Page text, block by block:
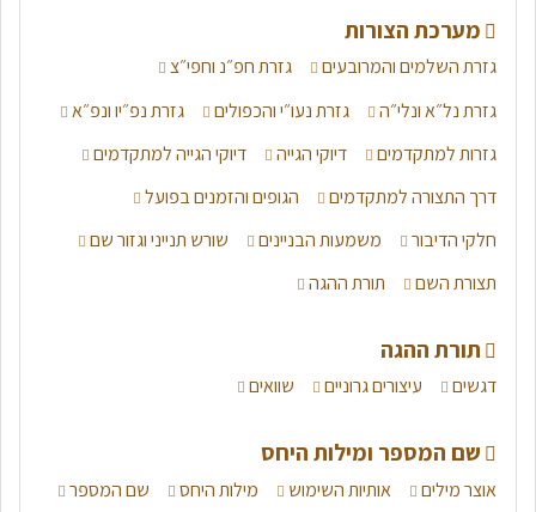
מערכת הצורות
גזרת השלמים והמרובעים
גזרת חפ״נ וחפי״צ
גזרת נל״א ונלי״ה
גזרת נעו״י והכפולים
גזרת נפ״יו ונפ״א
גזרות למתקדמים
דיוקי הגייה
דיוקי הגייה למתקדמים
דרך התצורה למתקדמים
הגופים והזמנים בפועל
חלקי הדיבור
משמעות הבניינים
שורש תנייני וגזור שם
תצורת השם
תורת ההגה
תורת ההגה
דגשים עיצורים גרוניים שוואים
שם המספר ומילות היחס
אוצר מילים אותיות השימוש מילות היחס
שם המספר